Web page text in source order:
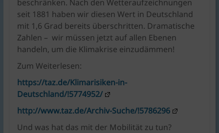
beschränken. Nach den Wetteraufzeichnungen
seit 1881 haben wir diesen Wert in Deutschland
mit 1,6 Grad bereits überschritten. Dramatische
Zahlen – wir müssen jetzt auf allen Ebenen
handeln, um die Klimakrise einzudämmen!
Zum Weiterlesen:
https://taz.de/Klimarisiken-in-
Deutschland/!5774952/
http://www.taz.de/Archiv-Suche/!5786296
Und was hat das mit der Mobilität zu tun?